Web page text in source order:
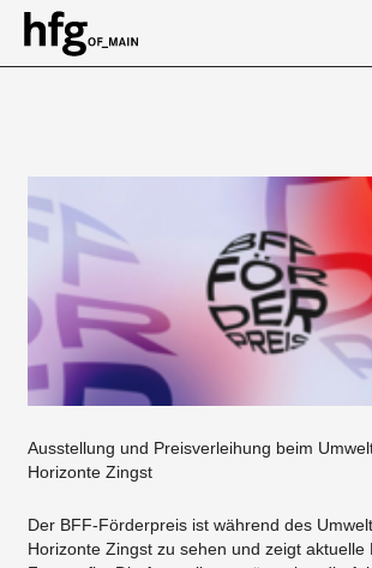
Event
Ausstellung und Preisverleihung beim
Horizonte Zingst
Der BFF-Förderpreis ist während des
Horizonte Zingst zu sehen und zeigt aktuelle